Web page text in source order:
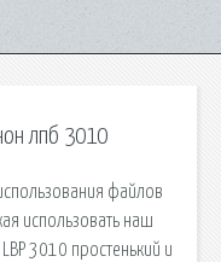
лпб 3010
файлов
использовать наш
3010 простенький и